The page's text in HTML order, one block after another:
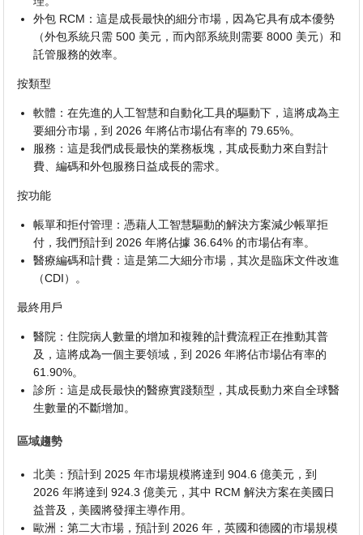
外包 RCM：這是成長最快的細分市場，因為它具有成本優勢
（外包系統只需 500 美元，而內部系統則需要 8000 美元）和
託管服務的效率。
按類型
軟體：在先進的人工智慧和自動化工具的驅動下，這將成為主
要細分市場，到 2026 年將佔市場佔有率的 79.65%。
服務：這是我們成長最快的業務板塊，其成長動力來自對計
費、編碼和外包服務日益成長的需求。
按功能
帳單和拒付管理：憑藉人工智慧驅動的解決方案減少帳單拒
付，我們預計到 2026 年將佔據 36.64% 的市場佔有率。
醫療編碼和計費：這是第二大細分市場，其次是臨床文件改進
（CDI）。
最終用戶
醫院：住院病人數量的增加和複雜的計費流程正在推動其普
及，這將成為一個主要領域，到 2026 年將佔市場佔有率的
61.90%。
診所：這是成長最快的醫療實踐類型，其成長動力來自全球醫
生數量的不斷增加。
區域趨勢
北美：預計到 2025 年市場規模將達到 904.6 億美元，到
2026 年將達到 924.3 億美元，其中 RCM 解決方案在美國日
益普及，美國將發揮主導作用。
歐洲：第二大市場，預計到 2026 年，英國和德國的市場規模